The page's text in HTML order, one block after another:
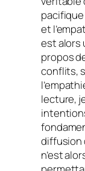
pacifique
et
est alors
propos
conflits,
lecture,
diffusion
n’est